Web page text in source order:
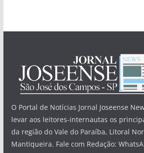
O Portal de Notícias Jornal Joseense
levar aos leitores-internautas os
da região do Vale do Paraíba, Litoral
Mantiqueira. Fale com Redação: